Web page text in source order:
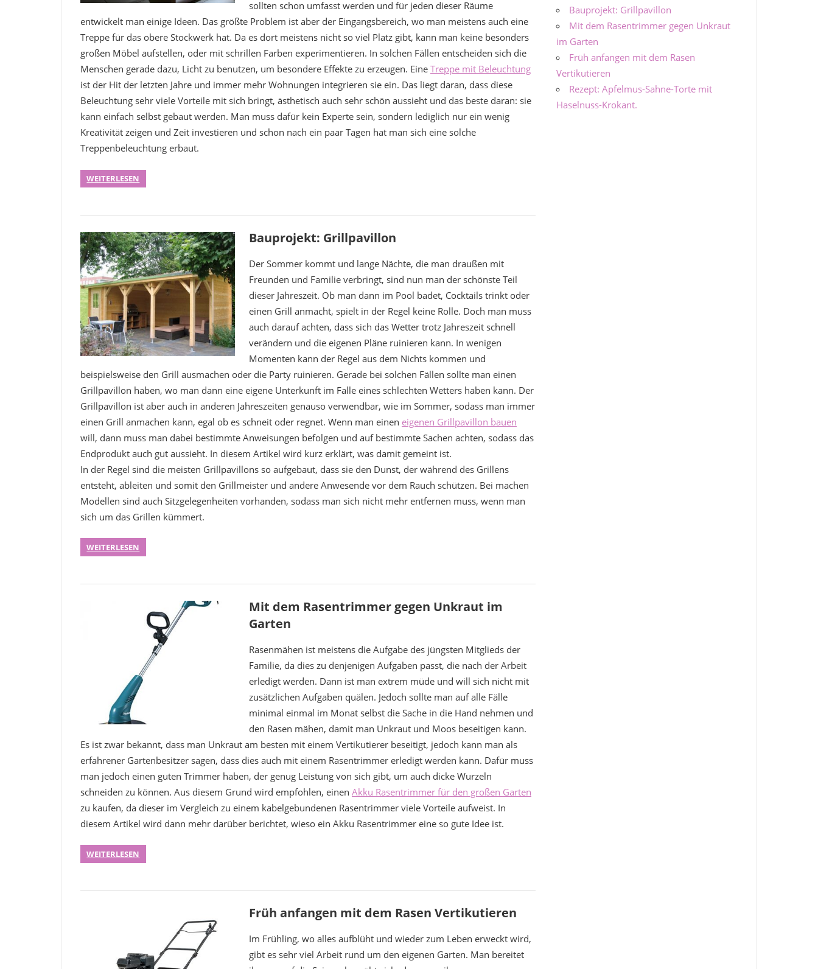
sollten schon umfasst werden und für jeden dieser Räume
entwickelt man einige Ideen. Das größte Problem ist aber der Eingangsbereich, wo man meistens auch eine
Treppe für das obere Stockwerk hat. Da es dort meistens nicht so viel Platz gibt, kann man keine besonders
großen Möbel aufstellen, oder mit schrillen Farben experimentieren. In solchen Fällen entscheiden sich die
Menschen gerade dazu, Licht zu benutzen, um besondere Effekte zu erzeugen. Eine Treppe mit Beleuchtung
ist der Hit der letzten Jahre und immer mehr Wohnungen integrieren sie ein. Das liegt daran, dass diese
Beleuchtung sehr viele Vorteile mit sich bringt, ästhetisch auch sehr schön aussieht und das beste daran: sie
kann einfach selbst gebaut werden. Man muss dafür kein Experte sein, sondern lediglich nur ein wenig
Kreativität zeigen und Zeit investieren und schon nach ein paar Tagen hat man sich eine solche
Treppenbeleuchtung erbaut.
WEITERLESEN
Bauprojekt: Grillpavillon
Der Sommer kommt und lange Nächte, die man draußen mit
Freunden und Familie verbringt, sind nun man der schönste Teil
dieser Jahreszeit. Ob man dann im Pool badet, Cocktails trinkt oder
einen Grill anmacht, spielt in der Regel keine Rolle. Doch man muss
auch darauf achten, dass sich das Wetter trotz Jahreszeit schnell
verändern und die eigenen Pläne ruinieren kann. In wenigen
Momenten kann der Regel aus dem Nichts kommen und
beispielsweise den Grill ausmachen oder die Party ruinieren. Gerade bei solchen Fällen sollte man einen
Grillpavillon haben, wo man dann eine eigene Unterkunft im Falle eines schlechten Wetters haben kann. Der
Grillpavillon ist aber auch in anderen Jahreszeiten genauso verwendbar, wie im Sommer, sodass man immer
einen Grill anmachen kann, egal ob es schneit oder regnet. Wenn man einen eigenen Grillpavillon bauen
will, dann muss man dabei bestimmte Anweisungen befolgen und auf bestimmte Sachen achten, sodass das
Endprodukt auch gut aussieht. In diesem Artikel wird kurz erklärt, was damit gemeint ist.
In der Regel sind die meisten Grillpavillons so aufgebaut, dass sie den Dunst, der während des Grillens
entsteht, ableiten und somit den Grillmeister und andere Anwesende vor dem Rauch schützen. Bei machen
Modellen sind auch Sitzgelegenheiten vorhanden, sodass man sich nicht mehr entfernen muss, wenn man
sich um das Grillen kümmert.
WEITERLESEN
Mit dem Rasentrimmer gegen Unkraut im
Garten
Rasenmähen ist meistens die Aufgabe des jüngsten Mitglieds der
Familie, da dies zu denjenigen Aufgaben passt, die nach der Arbeit
erledigt werden. Dann ist man extrem müde und will sich nicht mit
zusätzlichen Aufgaben quälen. Jedoch sollte man auf alle Fälle
minimal einmal im Monat selbst die Sache in die Hand nehmen und
den Rasen mähen, damit man Unkraut und Moos beseitigen kann.
Es ist zwar bekannt, dass man Unkraut am besten mit einem Vertikutierer beseitigt, jedoch kann man als
erfahrener Gartenbesitzer sagen, dass dies auch mit einem Rasentrimmer erledigt werden kann. Dafür muss
man jedoch einen guten Trimmer haben, der genug Leistung von sich gibt, um auch dicke Wurzeln
schneiden zu können. Aus diesem Grund wird empfohlen, einen Akku Rasentrimmer für den großen Garten
zu kaufen, da dieser im Vergleich zu einem kabelgebundenen Rasentrimmer viele Vorteile aufweist. In
diesem Artikel wird dann mehr darüber berichtet, wieso ein Akku Rasentrimmer eine so gute Idee ist.
WEITERLESEN
Früh anfangen mit dem Rasen Vertikutieren
Im Frühling, wo alles aufblüht und wieder zum Leben erweckt wird,
gibt es sehr viel Arbeit rund um den eigenen Garten. Man bereitet
Bauprojekt: Grillpavillon
Mit dem Rasentrimmer gegen Unkraut
im Garten
Früh anfangen mit dem Rasen
Vertikutieren
Rezept: Apfelmus-Sahne-Torte mit
Haselnuss-Krokant.